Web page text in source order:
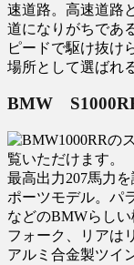
速道路。高速道路
道になりがちであ
ピードで駆け抜け
場所として選ばれ
BMW
最高出力207馬力
ポーツモデル。パ
などのBMWらし
フォーク、リアは
アルミ合金製ツイ